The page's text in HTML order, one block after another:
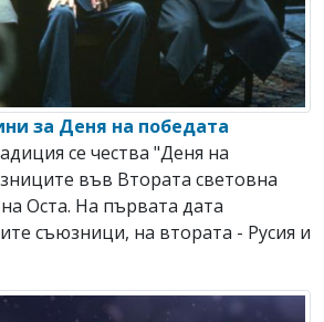
за Деня на победата
се чества "Деня на
във Втората световна
Оста. На първата дата
съюзници, на втората - Русия и